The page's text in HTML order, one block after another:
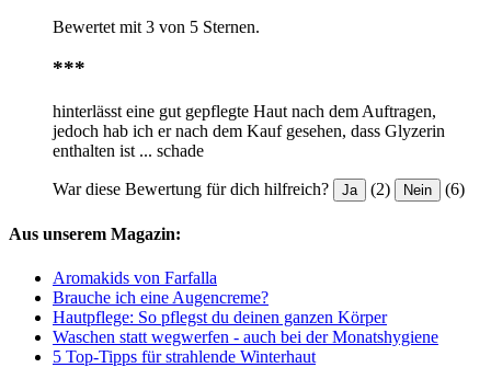
Bewertet mit 3 von 5 Sternen.
***
hinterlässt eine gut gepflegte Haut nach dem Auftragen,
jedoch hab ich er nach dem Kauf gesehen, dass Glyzerin
enthalten ist ... schade
War diese Bewertung für dich hilfreich? Ja (2) Nein (6)
Aus unserem Magazin:
Aromakids von Farfalla
Brauche ich eine Augencreme?
Hautpflege: So pflegst du deinen ganzen Körper
Waschen statt wegwerfen - auch bei der Monatshygiene
5 Top-Tipps für strahlende Winterhaut